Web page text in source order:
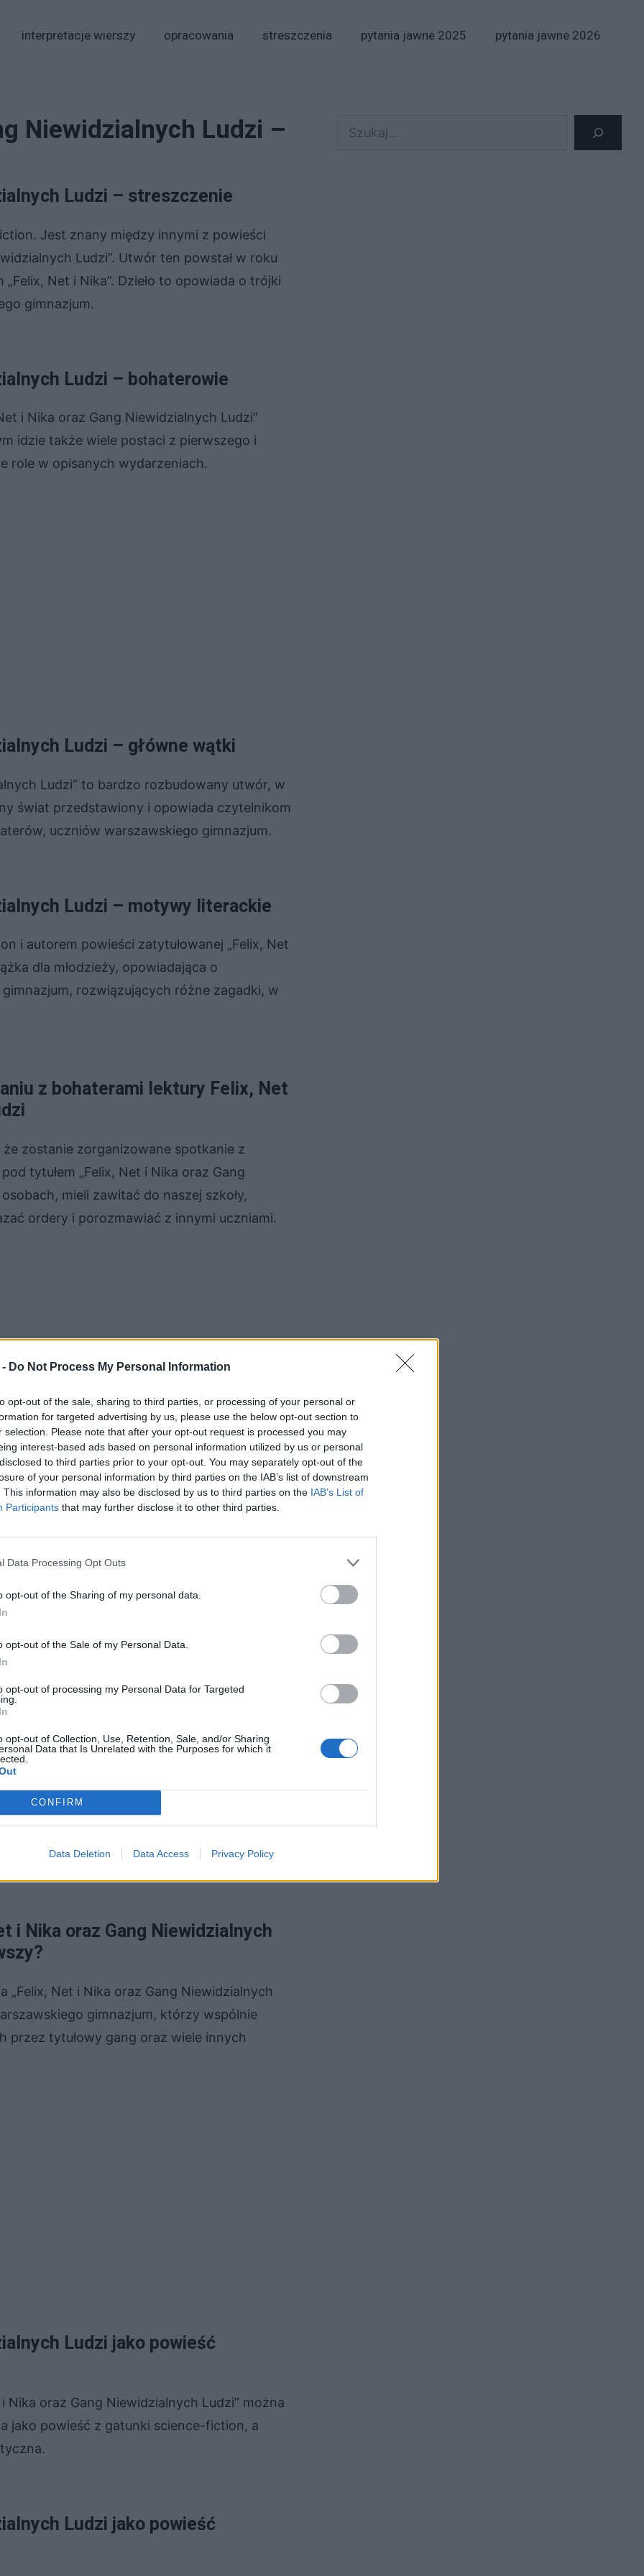
Do Not Process My Personal Information
opt-out of the sale, sharing to third parties, or processing of your personal or
for targeted advertising by us, please use the below opt-out section to
selection. Please note that after your opt-out request is processed you may
interest-based ads based on personal information utilized by us or personal
to third parties prior to your opt-out. You may separately opt-out of the
of your personal information by third parties on the IAB’s list of downstream
This information may also be disclosed by us to third parties on the IAB’s List of
Participants that may further disclose it to other third parties.
Data Processing Opt Outs
opt-out of the Sharing of my personal data.
opt-out of the Sale of my Personal Data.
opt-out of processing my Personal Data for Targeted
opt-out of Collection, Use, Retention, Sale, and/or Sharing
Data that Is Unrelated with the Purposes for which it
CONFIRM
Data Deletion Data Access Privacy Policy
interpretacje wierszy opracowania streszczenia pytania jawne 2025 pytania jawne 2026
Niewidzialnych Ludzi –
Ludzi – streszczenie
Jest znany między innymi z powieści
Ludzi”. Utwór ten powstał w roku
Net i Nika”. Dzieło to opowiada o trójki
gimnazjum.
Ludzi – bohaterowie
i Nika oraz Gang Niewidzialnych Ludzi”
idzie także wiele postaci z pierwszego i
role w opisanych wydarzeniach.
Ludzi – główne wątki
Ludzi” to bardzo rozbudowany utwór, w
świat przedstawiony i opowiada czytelnikom
uczniów warszawskiego gimnazjum.
Ludzi – motywy literackie
i autorem powieści zatytułowanej „Felix, Net
dla młodzieży, opowiadająca o
rozwiązujących różne zagadki, w
z bohaterami lektury Felix, Net
zostanie zorganizowane spotkanie z
tytułem „Felix, Net i Nika oraz Gang
mieli zawitać do naszej szkoły,
ordery i porozmawiać z innymi uczniami.
Felix, Net i Nika oraz
przedstawisz się, opowiesz za co
się o Tobie dzięki lekturze
Ludzi”. Wasze przygody okazały się być
oderwać.
Net i Nika oraz Gang
niebie świateł latającego spodka, którym
odebrał ich sygnał, wołanie po pomoc, które
Zdawali sobie sprawę, że utknęli na
przed dorwaniem ich i zrobieniem
i Nika oraz Gang Niewidzialnych
„Felix, Net i Nika oraz Gang Niewidzialnych
gimnazjum, którzy wspólnie
przez tytułowy gang oraz wiele innych
Ludzi jako powieść
Nika oraz Gang Niewidzialnych Ludzi” można
jako powieść z gatunki science-fiction, a
Ludzi jako powieść
Szukaj